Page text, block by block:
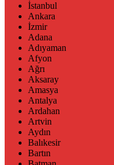
İstanbul
Ankara
İzmir
Adana
Adıyaman
Afyon
Ağrı
Aksaray
Amasya
Antalya
Ardahan
Artvin
Aydın
Balıkesir
Bartın